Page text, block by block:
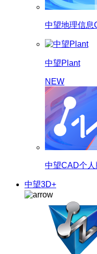
中望地理信息
中望Plant
NEW
中望CAD个人
中望3D+